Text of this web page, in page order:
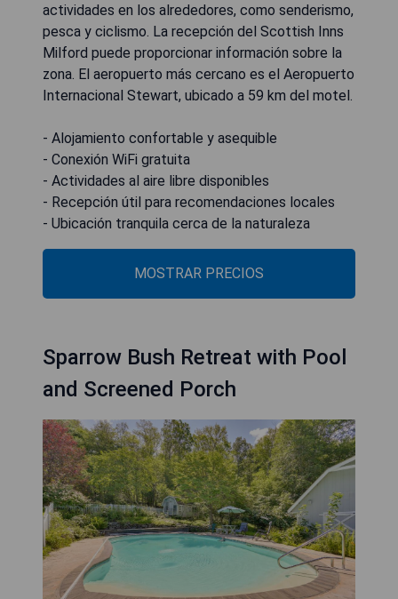
actividades en los alrededores, como senderismo,
pesca y ciclismo. La recepción del Scottish Inns
Milford puede proporcionar información sobre la
zona. El aeropuerto más cercano es el Aeropuerto
Internacional Stewart, ubicado a 59 km del motel.
- Alojamiento confortable y asequible
- Conexión WiFi gratuita
- Actividades al aire libre disponibles
- Recepción útil para recomendaciones locales
- Ubicación tranquila cerca de la naturaleza
MOSTRAR PRECIOS
Sparrow Bush Retreat with Pool
and Screened Porch